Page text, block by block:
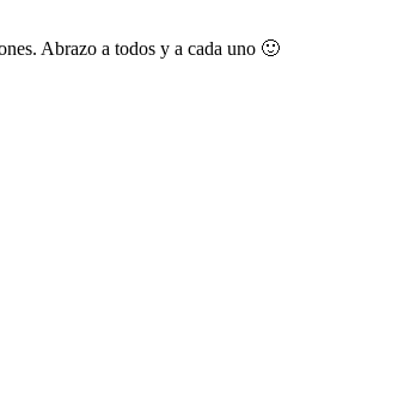
Abrazo a todos y a cada uno 🙂